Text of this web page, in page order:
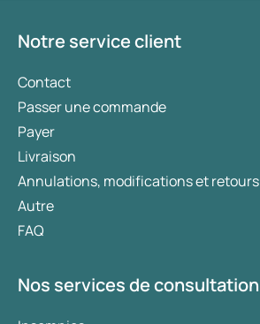
Notre service client
Contact
Passer une commande
Payer
Livraison
Annulations, modifications et retours
Autre
FAQ
Nos services de consultation